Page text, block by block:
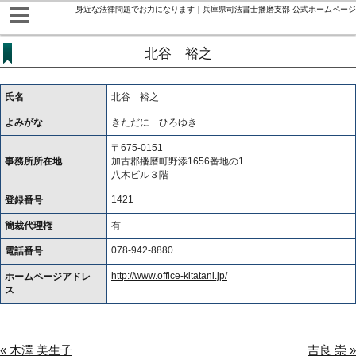
身近な法律問題でお力になります｜兵庫県司法書士播磨支部 公式ホームページ
北谷 裕之
氏名 北谷 裕之
よみがな きただに ひろゆき
事務所所在地
〒675-0151
加古郡播磨町野添1656番地の1
八木ビル３階
登録番号 1421
簡裁代理権 有
電話番号 078-942-8880
ホームページアドレ
ス
http://www.office-kitatani.jp/
« 木澤 美生子 吉良 崇 »